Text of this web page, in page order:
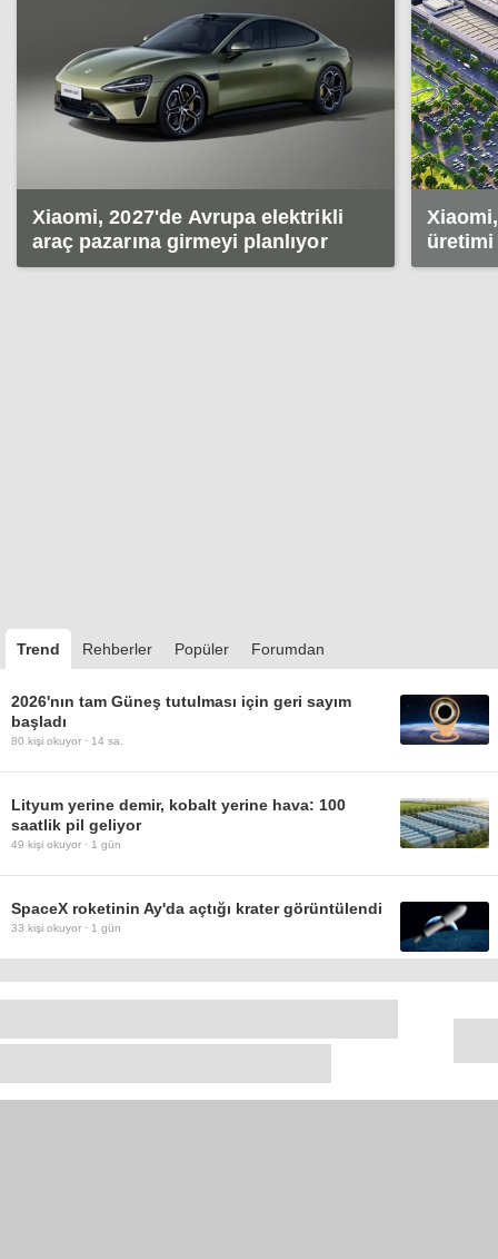
Xiaomi, 2027'de Avrupa elektrikli
araç pazarına girmeyi planlıyor
üretimi
Trend Rehberler Popüler Forumdan
2026'nın tam Güneş tutulması için geri sayım
başladı
80 kişi okuyor · 14 sa.
Lityum yerine demir, kobalt yerine hava: 100
saatlik pil geliyor
49 kişi okuyor · 1 gün
SpaceX roketinin Ay'da açtığı krater görüntülendi
33 kişi okuyor · 1 gün